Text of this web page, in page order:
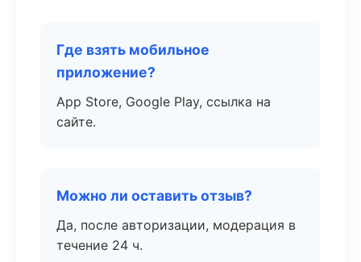
Где взять мобильное
приложение?
App Store, Google Play, ссылка на
сайте.
Можно ли оставить отзыв?
Да, после авторизации, модерация в
течение 24 ч.